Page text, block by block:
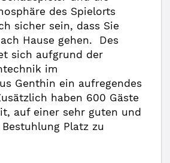
des Spielorts
sicher sein, dass Sie
Hause gehen. Des
sich aufgrund der
im
Genthin ein aufregendes
haben 600 Gäste
auf einer sehr guten und
Platz zu